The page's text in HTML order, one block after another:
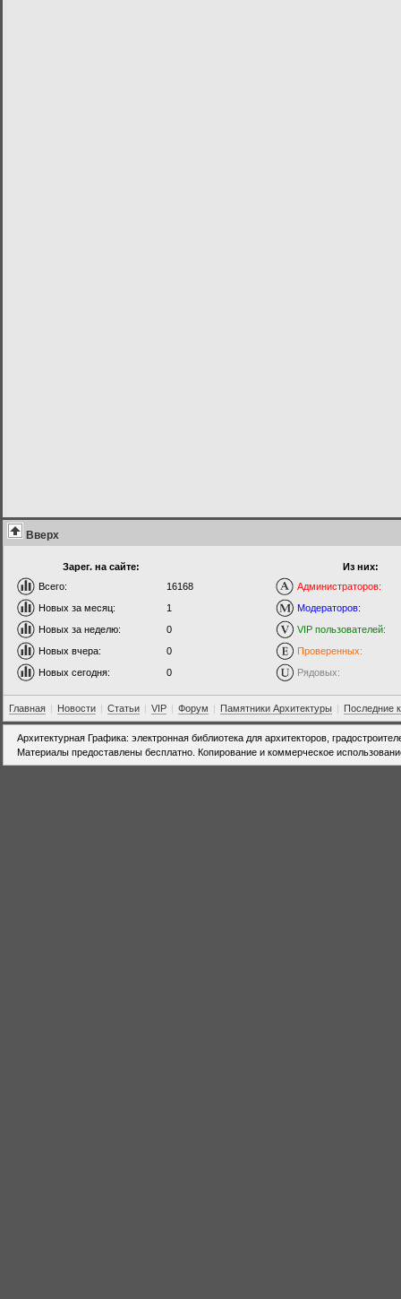
Вверх
Зарег. на сайте:
Всего:
16168
Новых за месяц:
1
Новых за неделю:
0
Новых вчера:
0
Новых сегодня:
0
Из них:
Администраторов:
Модераторов:
VIP пользователей:
Проверенных:
Рядовых:
Главная | Новости | Статьи | VIP | Форум | Памятники Архитектуры | Последние
Архитектурная Графика: электронная библиотека для архитекторов,
Материалы предоставлены бесплатно. Копирование и коммерческое